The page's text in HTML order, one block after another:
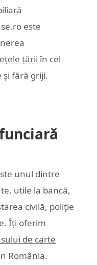
este
țării în cel
și fără griji.
unul dintre
utile la bancă,
civilă, poliție
Îți oferim
de carte
România.